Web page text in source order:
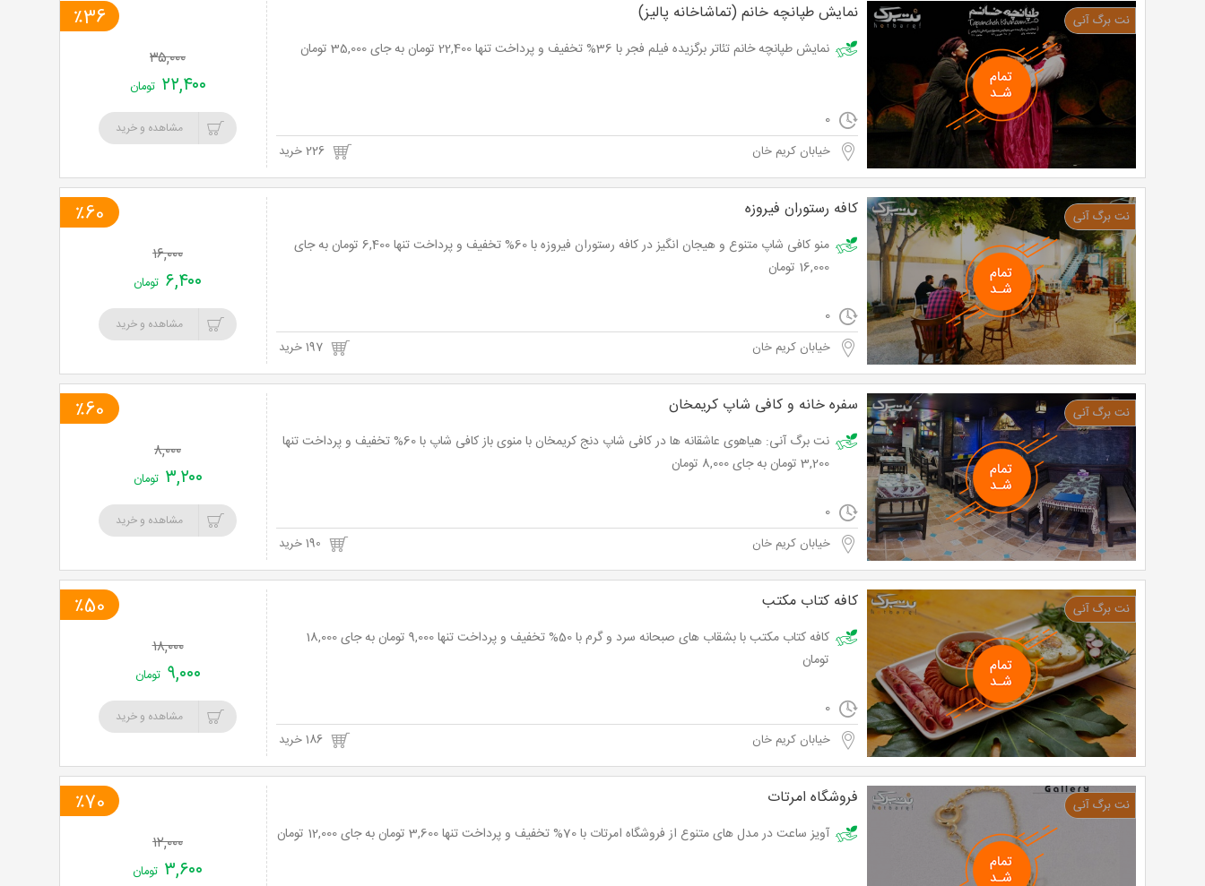
نمایش طپانچه خانم (تماشاخانه پالیز)
نمایش طپانچه خانم تئاتر برگزیده فیلم فجر با 36% تخفیف و پرداخت تنها 22,400 تومان به جای 35,000 تومان
0
خیابان کریم خان 226 خرید
٪36
۳۵,۰۰۰
۲۲,۴۰۰ تومان
مشاهده و خرید
کافه رستوران فیروزه
منو کافی شاپ متنوع و هیجان انگیز در کافه رستوران فیروزه با 60% تخفیف و پرداخت تنها 6,400 تومان به جای
16,000 تومان
0
خیابان کریم خان 197 خرید
٪60
۱۶,۰۰۰
۶,۴۰۰ تومان
مشاهده و خرید
سفره خانه و کافی شاپ کریمخان
نت برگ آنی: هیاهوی عاشقانه ها در کافی شاپ دنج کریمخان با منوی باز کافی شاپ با 60% تخفیف و پرداخت تنها
3,200 تومان به جای 8,000 تومان
0
خیابان کریم خان
٪60
۸,۰۰۰
۳,۲۰۰ تومان
مشاهده و خرید
کافه کتاب مکتب
کافه کتاب مکتب با بشقاب های صبحانه سرد و گرم با 50% تخفیف و پرداخت تنها 9,000 تومان به جای 18,000
تومان
0
خیابان کریم خان 186 خرید
٪50
۱۸,۰۰۰
۹,۰۰۰ تومان
مشاهده و خرید
فروشگاه امرتات
آویز ساعت در مدل های متنوع از فروشگاه امرتات با 70% تخفیف و پرداخت تنها 3,600 تومان به جای 12,000 تومان
٪70
۱۲,۰۰۰
۳,۶۰۰ تومان